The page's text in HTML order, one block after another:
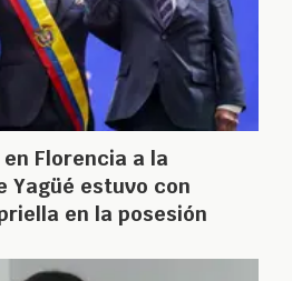
Florencia a la
Yagüé estuvo con
en la posesión